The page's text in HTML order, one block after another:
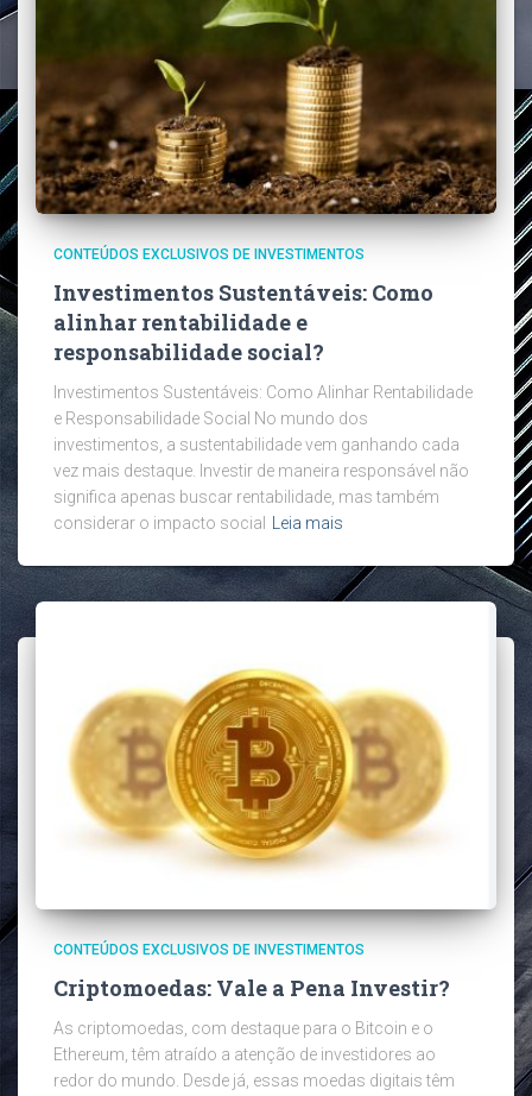
CONTEÚDOS EXCLUSIVOS DE INVESTIMENTOS
Investimentos Sustentáveis: Como
alinhar rentabilidade e
responsabilidade social?
Investimentos Sustentáveis: Como Alinhar Rentabilidade
e Responsabilidade Social No mundo dos
investimentos, a sustentabilidade vem ganhando cada
vez mais destaque. Investir de maneira responsável não
significa apenas buscar rentabilidade, mas também
considerar o impacto social
Leia mais
CONTEÚDOS EXCLUSIVOS DE INVESTIMENTOS
Criptomoedas: Vale a Pena Investir?
As criptomoedas, com destaque para o Bitcoin e o
Ethereum, têm atraído a atenção de investidores ao
redor do mundo. Desde já, essas moedas digitais têm